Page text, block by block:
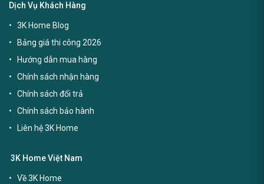
Dịch Vụ Khách Hàng
3K Home Blog
Bảng giá thi công 2026
Hướng dẫn mua hàng
Chính sách nhận hàng
Chính sách đổi trả
Chính sách bảo hành
Liên hệ 3K Home
3K Home Việt Nam
Về 3K Home